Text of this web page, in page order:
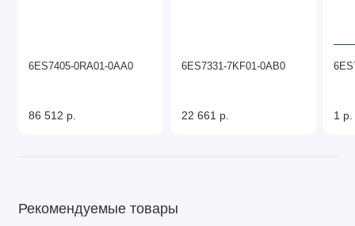
6ES7405-0RA01-0AA0
86 512 р.
6ES7331-7KF01-0AB0
22 661 р. 1 р.
Рекомендуемые товары